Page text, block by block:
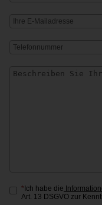
Ich habe die
Art. 13 DSGVO zur